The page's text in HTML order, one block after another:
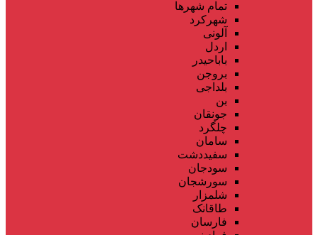
تمام شهر‌ها
شهرکرد
آلونی
اردل
باباحیدر
بروجن
بلداجی
بن
جونقان
چلگرد
سامان
سفیددشت
سودجان
سورشجان
شلمزار
طاقانک
فارسان